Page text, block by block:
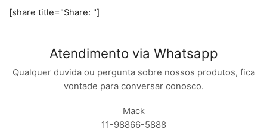
pacote
25pçs
[share title="Share: "]
Atendimento via Whatsapp
Qualquer duvida ou pergunta sobre nossos produtos, fica
vontade para conversar conosco.
Mack
11-98866-5888